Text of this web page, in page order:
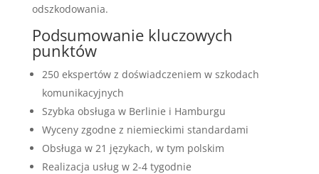
odszkodowania.
Podsumowanie kluczowych
punktów
250 ekspertów z doświadczeniem w szkodach
komunikacyjnych
Szybka obsługa w Berlinie i Hamburgu
Wyceny zgodne z niemieckimi standardami
Obsługa w 21 językach, w tym polskim
Realizacja usług w 2-4 tygodnie